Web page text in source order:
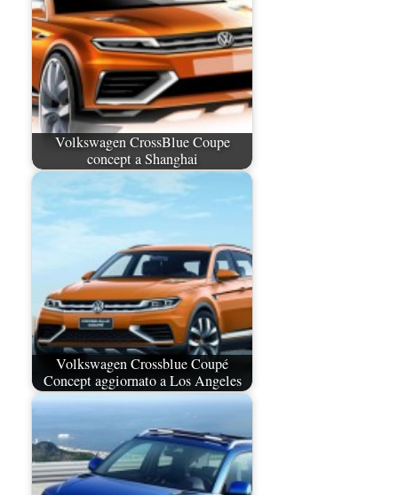
Volkswagen CrossBlue Coupe
concept a Shanghai
Volkswagen Crossblue Coupé
Concept aggiornato a Los Angeles